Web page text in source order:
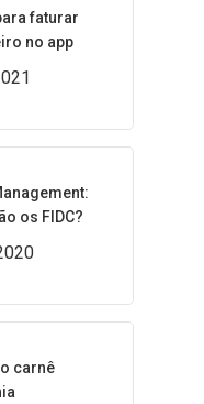
faturar
no app
os FIDC?
carnê